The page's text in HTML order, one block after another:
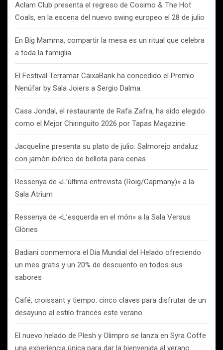
Aclam Club presenta el regreso de Cosimo & The Hot
Coals, en la escena del nuevo swing europeo el 28 de julio
En Big Mamma, compartir la mesa es un ritual que celebra
a toda la famiglia.
El Festival Terramar CaixaBank ha concedido el Premio
Nenúfar by Sala Joiers a Sergio Dalma.
Casa Jondal, el restaurante de Rafa Zafra, ha sido elegido
como el Mejor Chiringuito 2026 por Tapas Magazine.
Jacqueline presenta su plato de julio: Salmorejo andaluz
con jamón ibérico de bellota para cenas
Ressenya de «L’última entrevista (Roig/Capmany)» a la
Sala Atrium
Ressenya de «L’esquerda en el món» a la Sala Versus
Glòries
Badiani conmemora el Día Mundial del Helado ofreciendo
un mes gratis y un 20% de descuento en todos sus
sabores
Café, croissant y tiempo: cinco claves para disfrutar de un
desayuno al estilo francés este verano
El nuevo helado de Plesh y Olimpro se lanza en Syra Coffe
una experiencia única para dar la bienvenida al verano.